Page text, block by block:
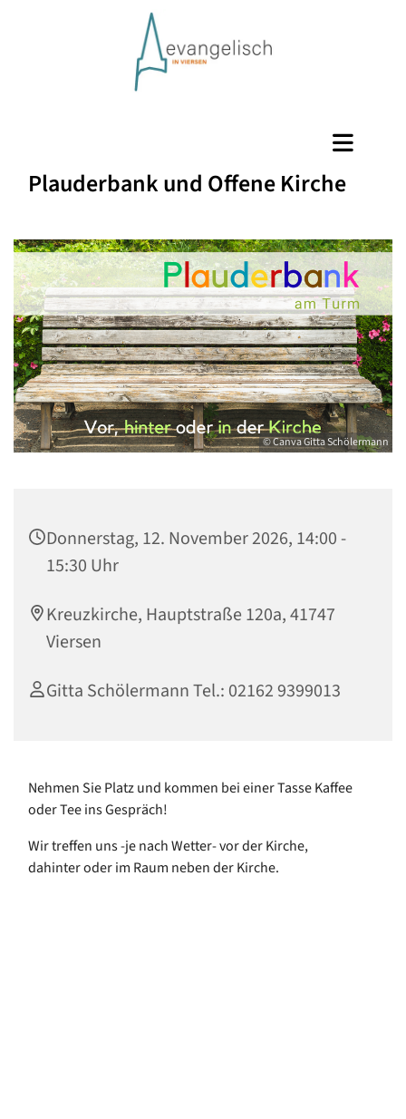
Plauderbank und Offene Kirche
© Canva Gitta Schölermann
Donnerstag, 12. November 2026, 14:00 -
15:30 Uhr
Kreuzkirche, Hauptstraße 120a, 41747
Viersen
Gitta Schölermann Tel.: 02162 9399013
Nehmen Sie Platz und kommen bei einer Tasse Kaffee
oder Tee ins Gespräch!
Wir treffen uns -je nach Wetter- vor der Kirche,
dahinter oder im Raum neben der Kirche.